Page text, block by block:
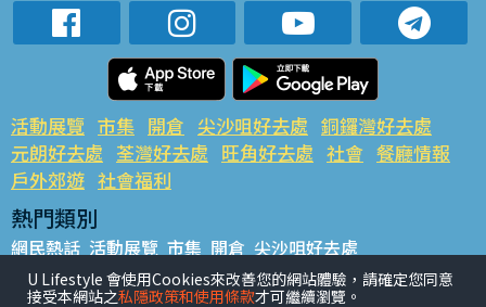
活動展覽 市集 開倉 尖沙咀好去處 銅鑼灣好去處
元朗好去處 荃灣好去處 旺角好去處 社會 餐廳情報
戶外郊遊 社會福利
熱門類別
網民熱話 活動展覽 市集 開倉 尖沙咀好去處
銅鑼灣好去處 元朗好去處 荃灣好去處 旺角好去處 社會
餐廳情報 戶外郊遊
U Lifestyle 會使用Cookies來改善您的網站體驗，請確定您同意
接受本網站之私隱政策和使用條款才可繼續瀏覽。